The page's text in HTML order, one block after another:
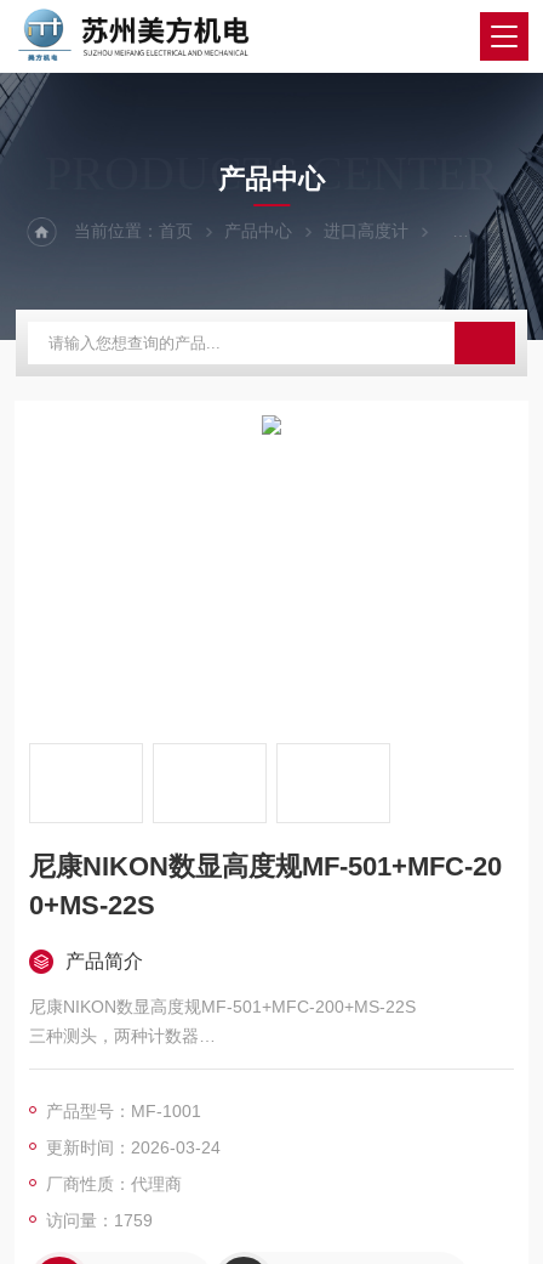
PRODUCTS CENTER
产品中心
当前位置：首页 产品中心 进口高度计 尼康高度计
尼康NIKON数显高度规MF-501+MFC-20
0+MS-22S
产品简介
尼康NIKON数显高度规MF-501+MFC-200+MS-22S
三种测头，两种计数器
三种测头型号是 0-100mm量程的MF-1001、0-50mm量程的 MF
C-200 和 TC-200。
产品型号：MF-1001
更新时间：2026-03-24
厂商性质：代理商
访问量：1759